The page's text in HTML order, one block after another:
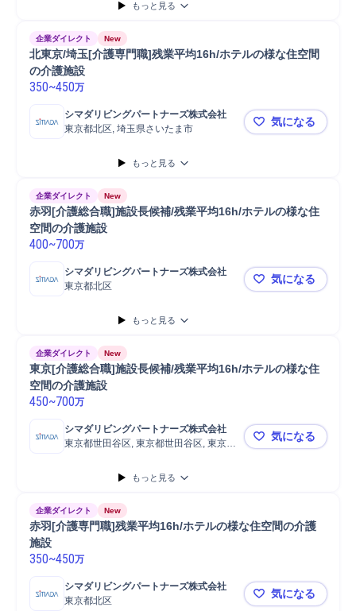
もっと見る
企業ダイレクト New
北東京/埼玉[介護専門職]残業平均16h/ホテルの様な住空間
の介護施設
350~450万
シマダリビングパートナーズ株式会社
東京都北区, 埼玉県さいたま市
北東京/埼玉
気になる
もっと見る
企業ダイレクト New
赤羽[介護総合職]施設長候補/残業平均16h/ホテルの様な住
空間の介護施設
400~700万
シマダリビングパートナーズ株式会社
東京都北区
赤羽[介護総
気になる
もっと見る
企業ダイレクト New
東京[介護総合職]施設長候補/残業平均16h/ホテルの様な住
空間の介護施設
450~700万
シマダリビングパートナーズ株式会社
東京都世田谷区, 東京都世田谷区, 東京都
東京[介護総
気になる
もっと見る
企業ダイレクト New
赤羽[介護専門職]残業平均16h/ホテルの様な住空間の介護
施設
350~450万
シマダリビングパートナーズ株式会社
東京都北区
赤羽[介護
気になる